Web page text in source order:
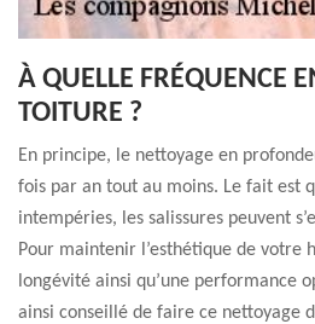
À QUELLE FRÉQUENCE
TOITURE ?
En principe, le nettoyage en
fois par an tout au moins. Le fait est
intempéries, les salissures peuvent
Pour maintenir l’esthétique de votre
longévité ainsi qu’une performance
ainsi conseillé de faire ce nettoyage